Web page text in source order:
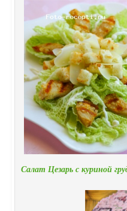
Салат Цезарь с куриной